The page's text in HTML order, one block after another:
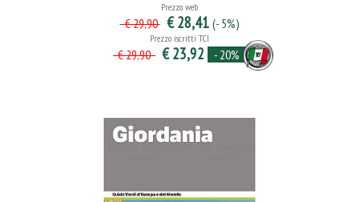
Prezzo web
€ 29,90 € 28,41 (- 5%)
Prezzo iscritti TCI
€ 29,90 € 23,92 - 20%